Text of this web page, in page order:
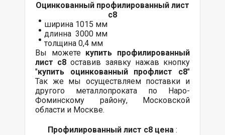
Оцинкованный профилированный лист
с8
ширина 1015 мм
длинна 3000 мм
толщина 0,4 мм
Вы можете купить профилированный
лист с8 оставив заявку нажав кнопку
"купить оцинкованный профлист с8"
Так же мы осуществляем поставки и
другого металлопроката по Наро-
Фоминскому району, Московской
области и Москве.
Профилированный лист с8 цена :